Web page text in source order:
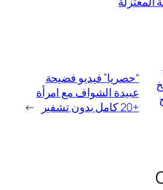
“حصريا” فيديو فضيحة
عبيدة الشواف مع امرأة
+20 كامل بدون تشفير
→